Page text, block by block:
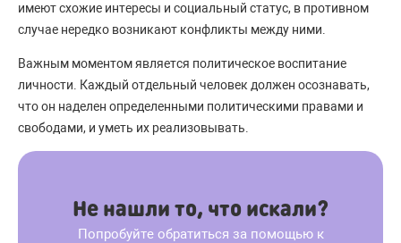
имеют схожие интересы и социальный статус, в противном
случае нередко возникают конфликты между ними.
Важным моментом является политическое воспитание
личности. Каждый отдельный человек должен осознавать,
что он наделен определенными политическими правами и
свободами, и уметь их реализовывать.
Не нашли то, что искали?
Попробуйте обратиться за помощью к